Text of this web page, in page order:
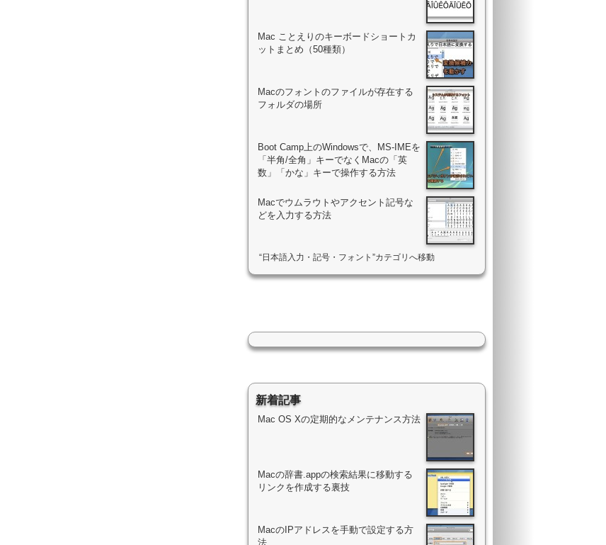
Mac ことえりのキーボードショートカ
ットまとめ（50種類）
Macのフォントのファイルが存在する
フォルダの場所
Boot Camp上のWindowsで、MS-IMEを
「半角/全角」キーでなくMacの「英
数」「かな」キーで操作する方法
Macでウムラウトやアクセント記号な
どを入力する方法
“日本語入力・記号・フォント”カテゴリへ移動
新着記事
Mac OS Xの定期的なメンテナンス方法
Macの辞書.appの検索結果に移動する
リンクを作成する裏技
MacのIPアドレスを手動で設定する方
法